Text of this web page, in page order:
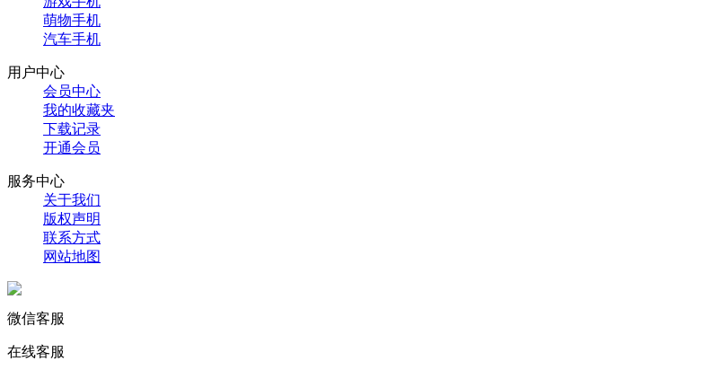
萌物手机
汽车手机
用户中心
会员中心
我的收藏夹
下载记录
开通会员
服务中心
关于我们
版权声明
联系方式
网站地图
微信客服
在线客服